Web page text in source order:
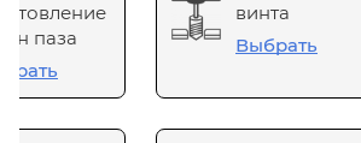
паза
винта
Выбрать